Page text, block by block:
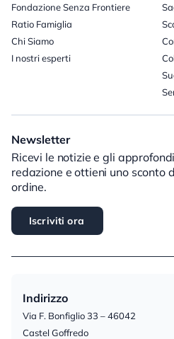
Fondazione Senza Frontiere
Ratio Famiglia
Chi Siamo
I nostri esperti
Newsletter
Ricevi le notizie e gli
redazione e ottieni uno sconto
ordine.
Iscriviti ora
Indirizzo
Via F. Bonfiglio 33 – 46042
Castel Goffredo